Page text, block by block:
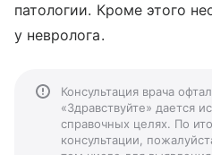
патологии. Кроме этого
у невролога.
Консультация врача
«Здравствуйте» дается
справочных целях. По
консультации,